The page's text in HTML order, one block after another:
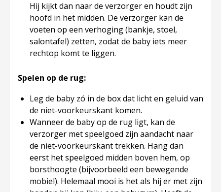
Hij kijkt dan naar de verzorger en houdt zijn
hoofd in het midden. De verzorger kan de
voeten op een verhoging (bankje, stoel,
salontafel) zetten, zodat de baby iets meer
rechtop komt te liggen.
Spelen op de rug:
Leg de baby zó in de box dat licht en geluid van
de niet-voorkeurskant komen.
Wanneer de baby op de rug ligt, kan de
verzorger met speelgoed zijn aandacht naar
de niet-voorkeurskant trekken. Hang dan
eerst het speelgoed midden boven hem, op
borsthoogte (bijvoorbeeld een bewegende
mobiel). Helemaal mooi is het als hij er met zijn